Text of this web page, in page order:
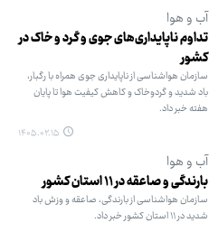
آب و هوا
تداوم ناپایداری‌های جوی و گرد و خاک در
کشور
سازمان هواشناسی از ناپایداری جوی همراه با رگبار،
باد شدید و گردوخاک و کاهش کیفیت هوا تا پایان
هفته خبر داد.
۱۴۰۵.۰۲.۱۵
آب و هوا
بارندگی و صاعقه در ۱۱ استان کشور
سازمان هواشناسی از بارندگی، صاعقه و وزش باد
شدید در ۱۱ استان کشور خبر داد.